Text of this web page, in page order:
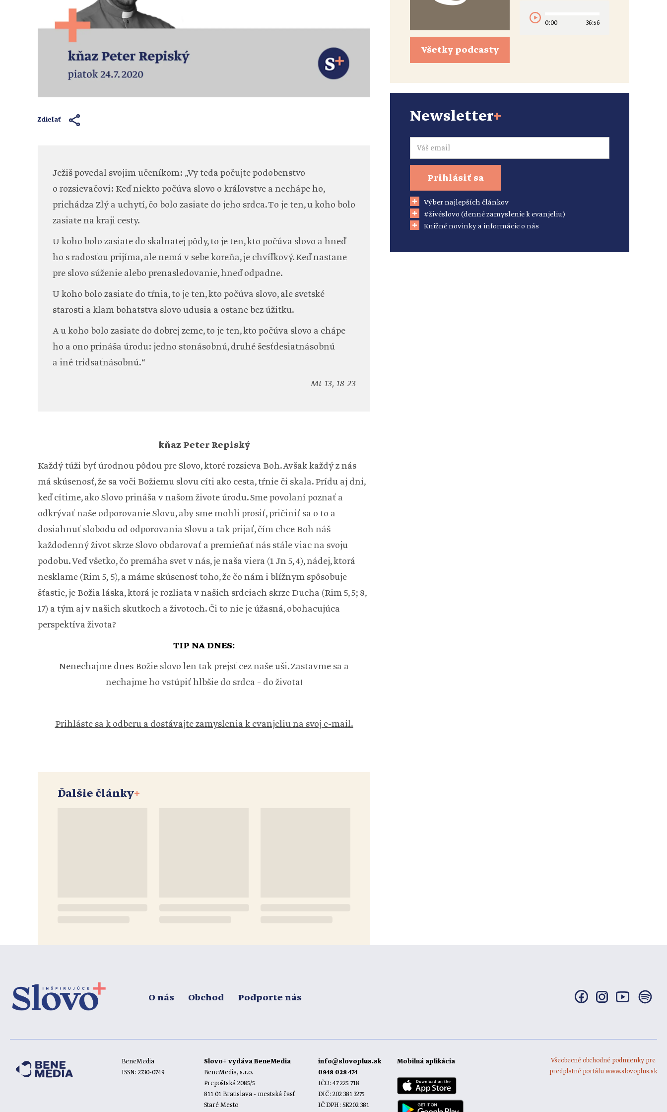
Zdieľať
Ježiš povedal svojim učeníkom: „Vy teda počujte podobenstvo
o rozsievačovi: Keď niekto počúva slovo o kráľovstve a nechápe ho,
prichádza Zlý a uchytí, čo bolo zasiate do jeho srdca. To je ten, u koho bolo
zasiate na kraji cesty.
U koho bolo zasiate do skalnatej pôdy, to je ten, kto počúva slovo a hneď
ho s radosťou prijíma, ale nemá v sebe koreňa, je chvíľkový. Keď nastane
pre slovo súženie alebo prenasledovanie, hneď odpadne.
U koho bolo zasiate do tŕnia, to je ten, kto počúva slovo, ale svetské
starosti a klam bohatstva slovo udusia a ostane bez úžitku.
A u koho bolo zasiate do dobrej zeme, to je ten, kto počúva slovo a chápe
ho a ono prináša úrodu: jedno stonásobnú, druhé šesťdesiatnásobnú
a iné tridsaťnásobnú.“
Mt 13, 18-23
kňaz Peter Repiský
Každý túži byť úrodnou pôdou pre Slovo, ktoré rozsieva Boh. Avšak každý z nás
má skúsenosť, že sa voči Božiemu slovu cíti ako cesta, tŕnie či skala. Prídu aj dni,
keď cítime, ako Slovo prináša v našom živote úrodu. Sme povolaní poznať a
odkrývať naše odporovanie Slovu, aby sme mohli prosiť, pričiniť sa o to a
dosiahnuť slobodu od odporovania Slovu a tak prijať, čím chce Boh náš
každodenný život skrze Slovo obdarovať a premieňať nás stále viac na svoju
podobu. Veď všetko, čo premáha svet v nás, je naša viera (1 Jn 5, 4), nádej, ktorá
nesklame (Rim 5, 5), a máme skúsenosť toho, že čo nám i blížnym spôsobuje
šťastie, je Božia láska, ktorá je rozliata v našich srdciach skrze Ducha (Rim 5, 5; 8,
17) a tým aj v našich skutkoch a životoch. Či to nie je úžasná, obohacujúca
perspektíva života?
TIP NA DNES:
Nenechajme dnes Božie slovo len tak prejsť cez naše uši. Zastavme sa a
nechajme ho vstúpiť hlbšie do srdca – do života!
Prihláste sa k odberu a dostávajte zamyslenia k evanjeliu na svoj e-mail.
Ďalšie články+
Všetky podcasty
0:00 36:56
Newsletter+
Email
Prihlásiť sa
Výber najlepších článkov
#živéslovo (denné zamyslenie k evanjeliu)
Knižné novinky a informácie o nás
O nás Obchod Podporte nás
BeneMedia
ISSN: 2730-0749
Slovo+ vydáva BeneMedia
BeneMedia, s.r.o.
Prepoštská 2085/5
811 01 Bratislava - mestská časť
Staré Mesto
info@slovoplus.sk
0948 028 474
IČO: 47 225 718
DIČ: 202 381 3275
IČ DPH: SK202 381
Mobilná aplikácia
Všeobecné obchodné podmienky pre
predplatné portálu www.slovoplus.sk